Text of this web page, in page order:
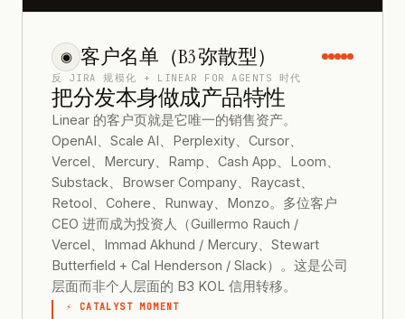
◉ 客户名单（B3 弥散型）
反 JIRA 规模化 + LINEAR FOR AGENTS 时代
把分发本身做成产品特性
Linear 的客户页就是它唯一的销售资产。
OpenAI、Scale AI、Perplexity、Cursor、
Vercel、Mercury、Ramp、Cash App、Loom、
Substack、Browser Company、Raycast、
Retool、Cohere、Runway、Monzo。多位客户
CEO 进而成为投资人（Guillermo Rauch /
Vercel、Immad Akhund / Mercury、Stewart
Butterfield + Cal Henderson / Slack）。这是公司
层面而非个人层面的 B3 KOL 信用转移。
⚡ CATALYST MOMENT